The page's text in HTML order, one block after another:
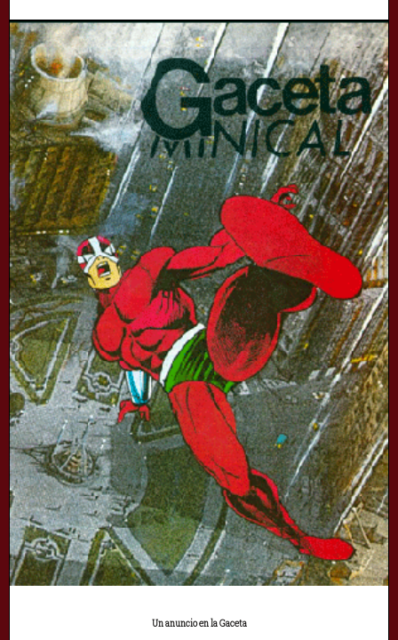
Un anuncio en la Gaceta